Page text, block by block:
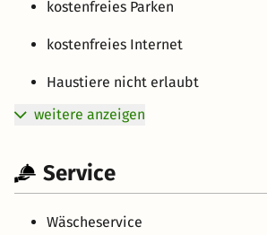
kostenfreies Parken
kostenfreies Internet
Haustiere nicht erlaubt
weitere anzeigen
Service
Wäscheservice